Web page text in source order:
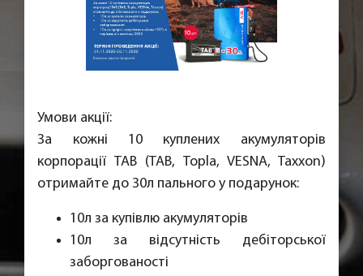
Умови акції:
За кожні 10 куплених акумуляторів
корпорації ТАВ (ТАВ, Topla, VESNA, Taxxon)
отримайте до 30л пального у подарунок:
10л за купівлю акумуляторів
10л за відсутність дебіторської
заборгованості